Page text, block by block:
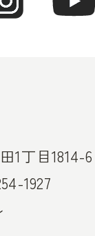
1丁目1814-6
1927